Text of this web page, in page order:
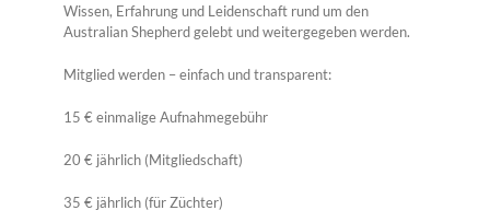
Wissen, Erfahrung und Leidenschaft rund um den
Australian Shepherd gelebt und weitergegeben werden.
Mitglied werden – einfach und transparent:
15 € einmalige Aufnahmegebühr
20 € jährlich (Mitgliedschaft)
35 € jährlich (für Züchter)